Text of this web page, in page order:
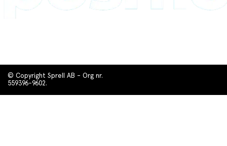
© Copyright Sprell AB - Org nr.
559396-9602.